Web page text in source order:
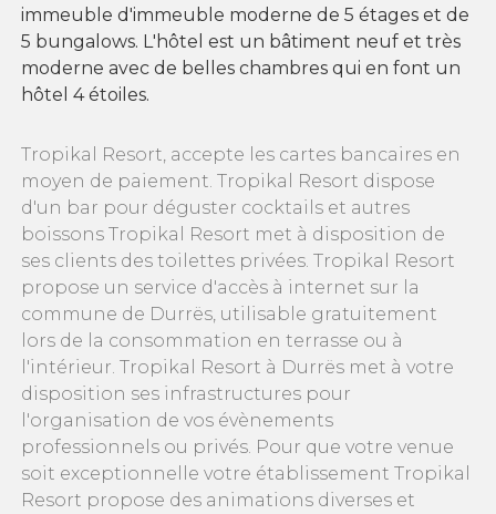
immeuble d'immeuble moderne de 5 étages et de
5 bungalows. L'hôtel est un bâtiment neuf et très
moderne avec de belles chambres qui en font un
hôtel 4 étoiles.
Tropikal Resort, accepte les cartes bancaires en
moyen de paiement. Tropikal Resort dispose
d'un bar pour déguster cocktails et autres
boissons Tropikal Resort met à disposition de
ses clients des toilettes privées. Tropikal Resort
propose un service d'accès à internet sur la
commune de Durrës, utilisable gratuitement
lors de la consommation en terrasse ou à
l'intérieur. Tropikal Resort à Durrës met à votre
disposition ses infrastructures pour
l'organisation de vos évènements
professionnels ou privés. Pour que votre venue
soit exceptionnelle votre établissement Tropikal
Resort propose des animations diverses et